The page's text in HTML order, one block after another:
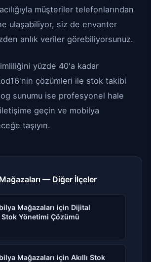
müşteriler telefonlarından
ulaşabiliyor, siz de envanter
anlık veriler görebiliyorsunuz.
yüzde 40'a kadar
çözümleri ile stok takibi
sunumu ise profesyonel hale
geçin ve mobilya
taşıyın.
— Diğer İlçeler
Mağazaları için Dijital
Yönetimi Çözümü
Mağazaları için Akıllı Stok